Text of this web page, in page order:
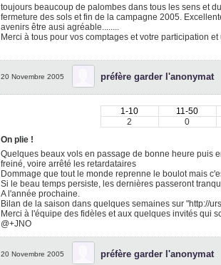
toujours beaucoup de palombes dans tous les sens et
fermeture des sols et fin de la campagne 2005.
avenirs être ausi agréable........
Merci à tous pour vos comptages et votre participation
20 Novembre 2005 préfère garder l'anonymat
1-10 11-50
2
0
On plie !
Quelques beaux vols en passage de bonne heure puis
freiné, voire arrêté les retardataires
Dommage que tout le monde reprenne le boulot mais
Si le beau temps persiste, les dernières passeront
A l'année prochaine.
Bilan de la saison dans quelques semaines sur "http://
Merci à l'équipe des fidèles et aux quelques invités qui
@+JNO
20 Novembre 2005 préfère garder l'anonymat